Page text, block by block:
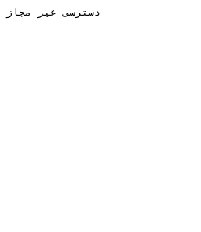
دسترسی غیر مجاز